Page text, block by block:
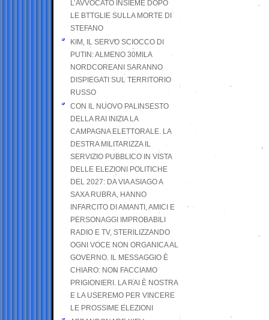
L’AVVOCATO INSIEME DOPO
LE BTTGLIE SULLA MORTE DI
STEFANO
KIM, IL SERVO SCIOCCO DI
PUTIN: ALMENO 30MILA
NORDCOREANI SARANNO
DISPIEGATI SUL TERRITORIO
RUSSO
CON IL NUOVO PALINSESTO
DELLA RAI INIZIA LA
CAMPAGNA ELETTORALE. LA
DESTRA MILITARIZZA IL
SERVIZIO PUBBLICO IN VISTA
DELLE ELEZIONI POLITICHE
DEL 2027: DA VIA ASIAGO A
SAXA RUBRA, HANNO
INFARCITO DI AMANTI, AMICI E
PERSONAGGI IMPROBABILI
RADIO E TV, STERILIZZANDO
OGNI VOCE NON ORGANICA AL
GOVERNO. IL MESSAGGIO È
CHIARO: NON FACCIAMO
PRIGIONIERI. LA RAI È NOSTRA
E LA USEREMO PER VINCERE
LE PROSSIME ELEZIONI